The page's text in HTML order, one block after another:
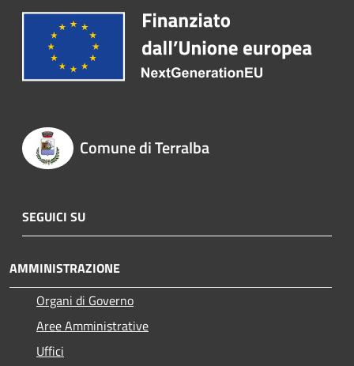
Comune di Terralba
SEGUICI SU
AMMINISTRAZIONE
Organi di Governo
Aree Amministrative
Uffici